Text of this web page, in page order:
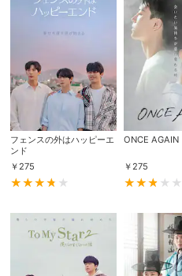
フェンスの外はハッピーエ
ンド
￥275
ONCE AGAIN
￥275